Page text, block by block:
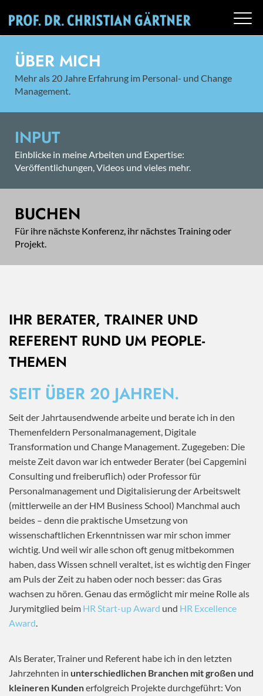
ÜBER MICH
Mehr als 20 Jahre Erfahrung im Personal- und Change
Management.
INPUT
Einblicke in meine Arbeiten und Expertise:
Veröffentlichungen, Videos und vieles mehr.
BUCHEN
Für ihre nächste Konferenz, ihr nächstes Training oder
Projekt.
IHR BERATER, TRAINER UND
REFERENT RUND UM PEOPLE-
THEMEN
SEIT ÜBER 20 JAHREN.
Seit der Jahrtausendwende arbeite und berate ich in den
Themenfeldern Personalmanagement, Digitale
Transformation und Change Management. Zugegeben: Die
meiste Zeit davon war ich entweder Berater (bei Capgemini
Consulting und freiberuflich) oder Professor für
Personalmanagement und Digitalisierung der Arbeitswelt
(mittlerweile an der HM Business School) Manchmal auch
beides – denn die praktische Umsetzung von
wissenschaftlichen Erkenntnissen war mir schon immer
wichtig. Und weil wir alle schon oft genug mitbekommen
haben, dass Wissen schnell veraltet, ist es wichtig den Finger
am Puls der Zeit zu haben oder noch besser: das Gras
wachsen zu hören. Genau das ermöglicht mir meine Rolle als
Jurymitglied beim HR Start-up Award und HR Excellence
Award.
Als Berater, Trainer und Referent habe ich in den letzten
Jahrzehnten in unterschiedlichen Branchen mit großen und
kleineren Kundenerfolgreich Projekte durchgeführt: Von